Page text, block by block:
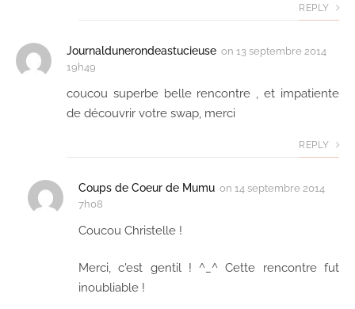
REPLY
Journaldunerondeastucieuse on 13 septembre 2014
19h49
coucou superbe belle rencontre , et impatiente
de découvrir votre swap, merci
REPLY
Coups de Coeur de Mumu on 14 septembre 2014
7h08
Coucou Christelle !
Merci, c'est gentil ! ^_^ Cette rencontre fut
inoubliable !